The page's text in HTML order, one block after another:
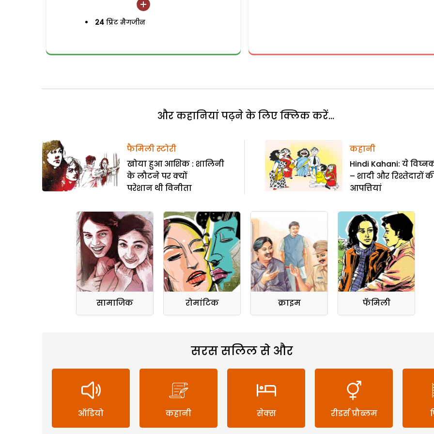
24 प्रिंट मैगजीन
और कहानियां पढ़ने के लिए क्लिक करें...
फैमिली स्टोरी
खोया हुआ आशिक : शालिनी
के लौटने पर क्यों
परेशान थी विनीता
कहानी
Hindi Kahani: ये
– शादी और रिश्तेदारों
आपत्तियां
सामाजिक रोमांटिक क्राइम फॅमिली
सरस सलिल से और
ऑडियो कहानी सेक्स रीडर्स प्रौब्लम